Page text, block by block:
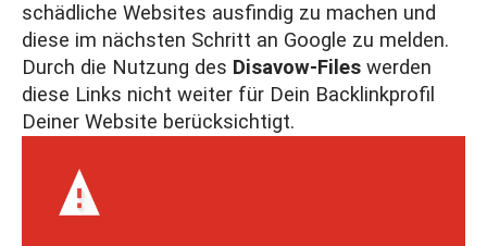
schädliche Websites ausfindig zu machen und
diese im nächsten Schritt an Google zu melden.
Durch die Nutzung des Disavow-Files werden
diese Links nicht weiter für Dein Backlinkprofil
Deiner Website berücksichtigt.